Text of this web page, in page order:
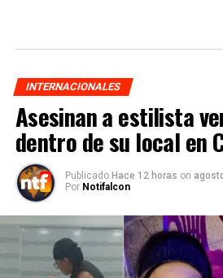
INTERNACIONALES
Asesinan a estilista
dentro de su local en
Publicado Hace 12 horas on
Por Notifalcon